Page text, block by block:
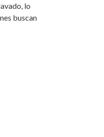
lo
buscan